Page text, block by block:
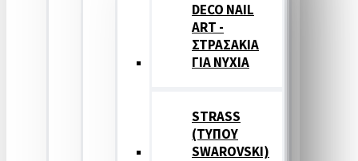
DECO NAIL
ART -
ΣΤΡΑΣΑΚΙΑ
ΓΙΑ ΝΥΧΙΑ
STRASS
(ΤΥΠΟΥ
SWAROVSKI)